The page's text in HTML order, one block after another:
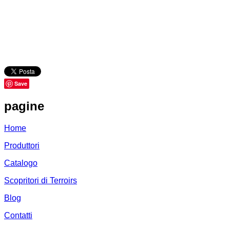
Save
pagine
Home
Produttori
Catalogo
Scopritori di Terroirs
Blog
Contatti